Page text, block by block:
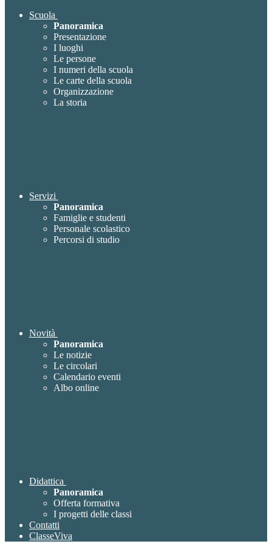
Scuola
Panoramica
Presentazione
I luoghi
Le persone
I numeri della scuola
Le carte della scuola
Organizzazione
La storia
Servizi
Panoramica
Famiglie e studenti
Personale scolastico
Percorsi di studio
Novità
Panoramica
Le notizie
Le circolari
Calendario eventi
Albo online
Didattica
Panoramica
Offerta formativa
I progetti delle classi
Contatti
ClasseViva